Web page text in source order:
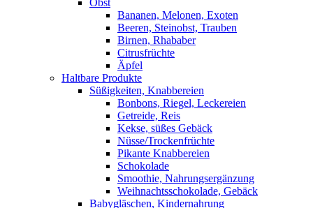
Obst
Bananen, Melonen, Exoten
Beeren, Steinobst, Trauben
Birnen, Rhababer
Citrusfrüchte
Äpfel
Haltbare Produkte
Süßigkeiten, Knabbereien
Bonbons, Riegel, Leckereien
Getreide, Reis
Kekse, süßes Gebäck
Nüsse/Trockenfrüchte
Pikante Knabbereien
Schokolade
Smoothie, Nahrungsergänzung
Weihnachtsschokolade, Gebäck
Babygläschen, Kindernahrung